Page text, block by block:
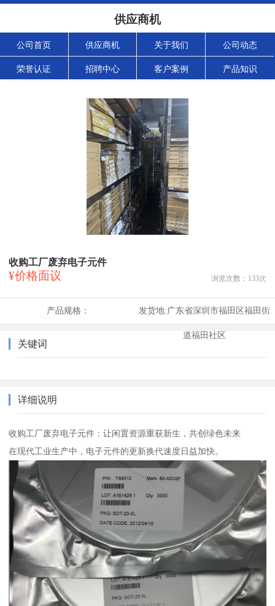
供应商机
公司首页 供应商机 关于我们 公司动态
荣誉认证 招聘中心 客户案例 产品知识
收购工厂废弃电子元件
¥价格面议 浏览次数： 133次
产品规格： 发货地:广东省深圳市福田区福田街
道福田社区
关键词
详细说明
收购工厂废弃电子元件：让闲置资源重获新生，共创绿色未来
在现代工业生产中，电子元件的更新换代速度日益加快。